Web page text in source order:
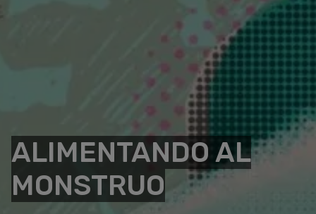
ALIMENTANDO AL
MONSTRUO